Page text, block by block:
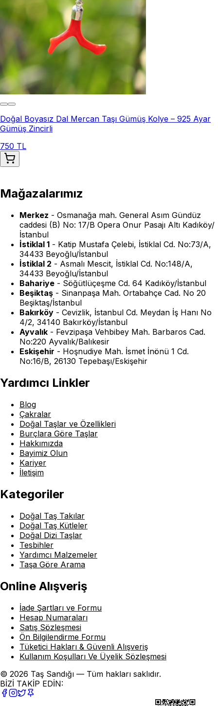
Doğal Boyasız Dal Mercan Taşı Gümüş Kolye – 925 Ayar
Gümüş Zincirli
750 TL
Mağazalarımız
Merkez - Osmanağa mah. General Asım Gündüz
caddesi (B) No: 17/B Opera Onur Pasajı Altı Kadıköy/
İstanbul
İstiklal 1 - Katip Mustafa Çelebi, İstiklal Cd. No:73/A,
34433 Beyoğlu/İstanbul
İstiklal 2 - Asmalı Mescit, İstiklal Cd. No:148/A,
34433 Beyoğlu/İstanbul
Bahariye - Söğütlüçeşme Cd. 64 Kadıköy/İstanbul
Beşiktaş - Sinanpaşa Mah. Ortabahçe Cad. No 20
Beşiktaş/İstanbul
Bakırköy - Cevizlik, İstanbul Cd. Meydan İş Hanı No
4/2, 34140 Bakırköy/İstanbul
Ayvalık - Fevzipaşa Vehbibey Mah. Barbaros Cad.
No:220 Ayvalık/Balıkesir
Eskişehir - Hoşnudiye Mah. İsmet İnönü 1 Cd.
No:16/B, 26130 Tepebaşı/Eskişehir
Yardımcı Linkler
Blog
Çakralar
Doğal Taşlar ve Özellikleri
Burçlara Göre Taşlar
Hakkımızda
Bayimiz Olun
Kariyer
İletişim
Kategoriler
Doğal Taş Takılar
Doğal Taş Kütleler
Doğal Dizi Taşlar
Tesbihler
Yardımcı Malzemeler
Taşa Göre Arama
Online Alışveriş
İade Şartları ve Formu
Hesap Numaraları
Satış Sözleşmesi
Ön Bilgilendirme Formu
Tüketici Hakları & Güvenli Alışveriş
Kullanım Koşulları Ve Üyelik Sözleşmesi
© 2026 Taş Sandığı — Tüm hakları saklıdır.
BİZİ TAKİP EDİN: